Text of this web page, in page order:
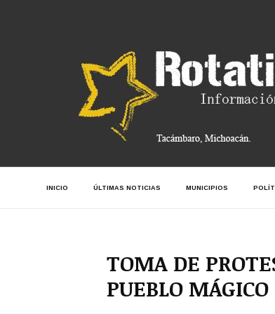
INICIO ÚLTIMAS NOTICIAS MUNICIPIOS
TOMA DE
PUEBLO